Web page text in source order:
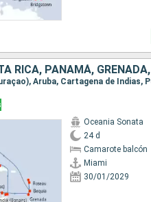
Oceania Sonata
24 d
Camarote balcón
Miami
30/01/2029